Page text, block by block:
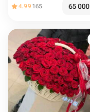
4.99 165 65 000